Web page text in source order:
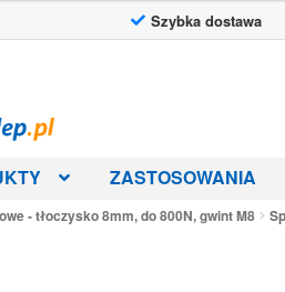
Szybka dostawa
ZASTOSOWANIA
- tłoczysko 8mm, do 800N, gwint M8